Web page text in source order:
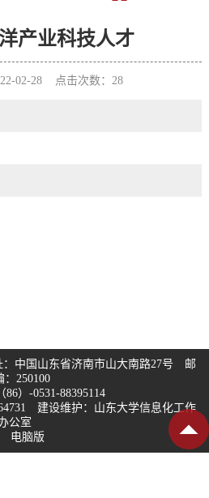
产业科技人才
02-28 点击次数： 28
中国山东省济南市山大南路27号 邮
：250100
86）-0531-88395114
建设维护：山东大学信息化工作
公室
电脑版